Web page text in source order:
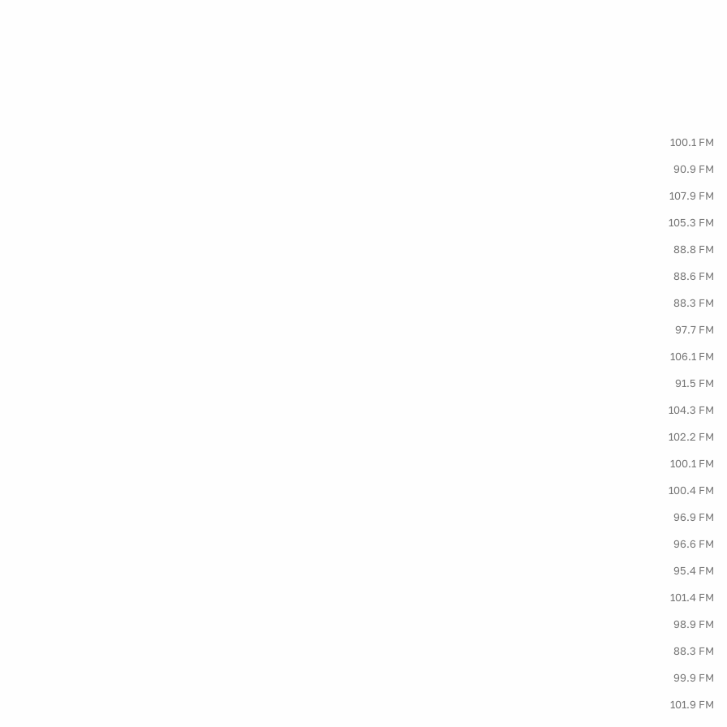
100.1 FM
90.9 FM
107.9 FM
105.3 FM
88.8 FM
88.6 FM
88.3 FM
97.7 FM
106.1 FM
91.5 FM
104.3 FM
102.2 FM
100.1 FM
100.4 FM
96.9 FM
96.6 FM
95.4 FM
101.4 FM
98.9 FM
88.3 FM
99.9 FM
101.9 FM